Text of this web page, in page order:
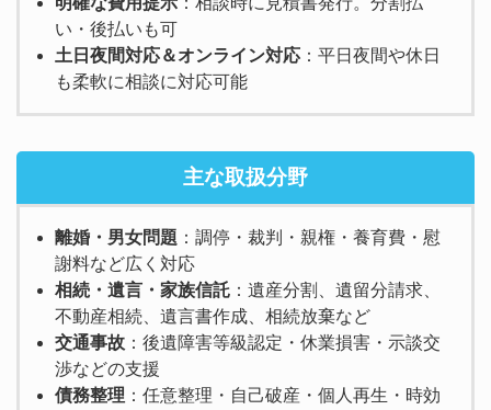
い・後払いも可
土日夜間対応＆オンライン対応 ：平日夜間や休日
も柔軟に相談に対応可能
主な取扱分野
離婚・男女問題 ：調停・裁判・親権・養育費・慰
謝料など広く対応
相続・遺言・家族信託 ：遺産分割、遺留分請求、
不動産相続、遺言書作成、相続放棄など
交通事故 ：後遺障害等級認定・休業損害・示談交
渉などの支援
債務整理 ：任意整理・自己破産・個人再生・時効